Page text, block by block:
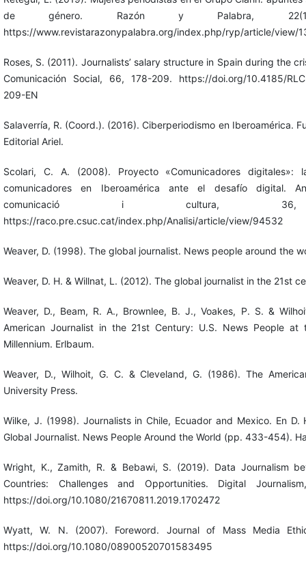
de género. Razón y Palabra,
https://www.revistarazonypalabra.org/index.php/ryp/article/view/
Roses, S. (2011). Journalists’ salary structure in Spain during the
Comunicación Social, 66, 178-209. https://doi.org/10.4185/
209-EN
Salaverría, R. (Coord.). (2016). Ciberperiodismo en Iberoamérica.
Editorial Ariel.
Scolari, C. A. (2008). Proyecto «Comunicadores digitales»:
comunicadores en Iberoamérica ante el desafío digital.
comunicació i cultura, 36,
https://raco.pre.csuc.cat/index.php/Analisi/article/view/94532
Weaver, D. (1998). The global journalist. News people around the
Weaver, D. H. & Willnat, L. (2012). The global journalist in the 21st
Weaver, D., Beam, R. A., Brownlee, B. J., Voakes, P. S. &
American Journalist in the 21st Century: U.S. News People
Millennium. Erlbaum.
Weaver, D., Wilhoit, G. C. & Cleveland, G. (1986). The
University Press.
Wilke, J. (1998). Journalists in Chile, Ecuador and Mexico. En D.
Global Journalist. News People Around the World (pp. 433-454).
Wright, K., Zamith, R. & Bebawi, S. (2019). Data Journalism
Countries: Challenges and Opportunities. Digital
https://doi.org/10.1080/21670811.2019.1702472
Wyatt, W. N. (2007). Foreword. Journal of Mass Media
https://doi.org/10.1080/08900520701583495